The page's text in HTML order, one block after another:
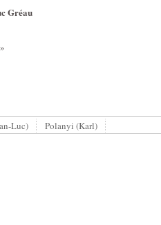
Gréau
Luc) Polanyi (Karl)